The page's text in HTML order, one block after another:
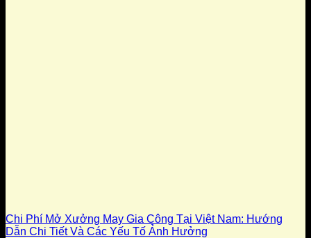
Chi Phí Mở Xưởng May Gia Công Tại Việt Nam: Hướng
Dẫn Chi Tiết Và Các Yếu Tố Ảnh Hưởng